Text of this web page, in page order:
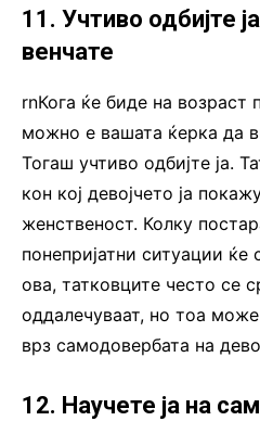
11. Учтиво одбијте
венчате
rnКога ќе биде на возраст
можно е вашата ќерка да
Тогаш учтиво одбијте ја.
кон кој девојчето ја
женственост. Колку
понепријатни ситуации ќе
ова, татковците често се
оддалечуваат, но тоа
врз самодовербата на
12. Научете ја на